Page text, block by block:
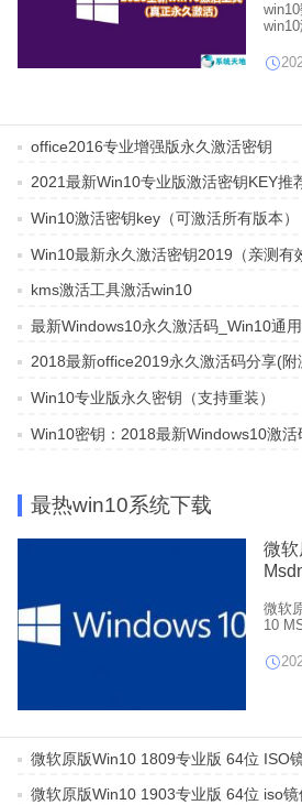
系统
180
一种
这种
小编
工具
（真
office2016专业增强版永久激活密钥
2021最新Win10专业版激活密钥KEY推
Win10激活密钥key（可激活所有版本）
Win10最新永久激活密钥2019（亲测有
kms激活工具激活win10
最新Windows10永久激活码_Win10通
2018最新office2019永久激活码分享(附
Win10专业版永久密钥（支持重装）
最热win10系统下载
微软
微软
10
版操
为您
微软原版Win10 1809专业版 64位 ISO
微软原版Win10 1903专业版 64位 iso